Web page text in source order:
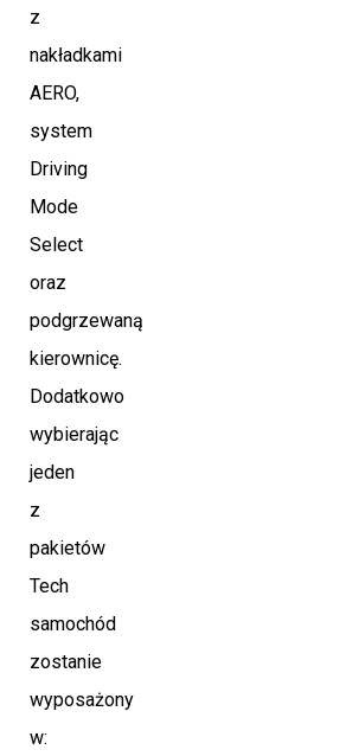
z
nakładkami
AERO,
system
Driving
Mode
Select
oraz
podgrzewaną
kierownicę.
Dodatkowo
wybierając
jeden
z
pakietów
Tech
samochód
zostanie
wyposażony
w: